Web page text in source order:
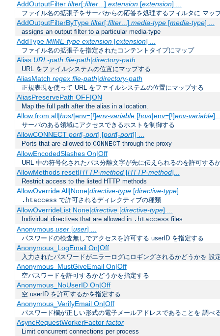
AddOutputFilter filter[;filter...] extension[extension] ...
ファイル名の拡張子をサーバからの応答を処理するフィルタに マッ
AddOutputFilterByType filter[;filter...] media-type[media-type] ...
assigns an output filter to a particular media-type
AddType MIME-type extension[extension] ...
ファイル名の拡張子を指定されたコンテントタイプにマップ
Alias URL-path file-path|directory-path
URL をファイルシステムの位置にマップする
AliasMatch regex file-path|directory-path
正規表現を使って URL をファイルシステムの位置にマップする
AliasPreservePath OFF|ON
Map the full path after the alias in a location.
Allow from all|host|env=[!]env-variable[host|env=[!]env-variable]
サーバのある領域にアクセスできるホストを制御する
AllowCONNECT port[-port] [port[-port]] ...
Ports that are allowed to CONNECT through the proxy
AllowEncodedSlashes On|Off
URL 中の符号化されたパス分離文字が先に伝えられるのを許可する
AllowMethods reset|HTTP-method[HTTP-method]...
Restrict access to the listed HTTP methods
AllowOverride All|None|directive-type[directive-type] ...
.htaccess で許可されるディレクティブの種類
AllowOverrideList None|directive[directive-type] ...
Individual directives that are allowed in .htaccess files
Anonymous user[user] ...
パスワードの検査無しでアクセスを許可する userID を指定する
Anonymous_LogEmail On|Off
入力されたパスワードがエラーログにロギングされるかどうかを 設
Anonymous_MustGiveEmail On|Off
空パスワードを許可するかどうかを指定する
Anonymous_NoUserID On|Off
空 userID を許可するかを指定する
Anonymous_VerifyEmail On|Off
パスワード欄が正しい形式の電子メールアドレスであることを 調べ
AsyncRequestWorkerFactor factor
Limit concurrent connections per process